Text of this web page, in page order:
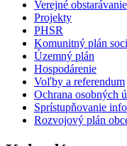
Verejné obstarávanie
Projekty
PHSR
Komunitný plán
Územný plán
Hospodárenie
Voľby a referendum
Ochrana osobných
Sprístupňovanie
Rozvojový plán